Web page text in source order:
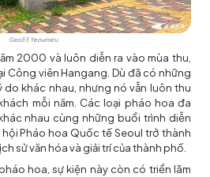
Ga số 5 Yeouinaru
2000 và luôn diễn ra vào mùa thu,
Công viên Hangang. Dù đã có những
do khác nhau, nhưng nó vẫn luôn thu
mỗi năm. Các loại pháo hoa đa
nhau cùng những buổi trình diễn
Pháo hoa Quốc tế Seoul trở thành
sử văn hóa và giải trí của thành phố.
hoa, sự kiện này còn có triển lãm